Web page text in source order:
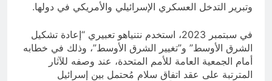
وتبرير التدخل العسكري الإسرائيلي والأمريكي في دولها.
في سبتمبر 2023، استخدم نتنياهو تعبيري “إعادة تشكيل
الشرق الأوسط” و”تغيير الشرق الأوسط”، وذلك في خطابه
أمام الجمعية العامة للأمم المتحدة، عند وصفه للآثار
المترتبة على عقد اتفاق سلام مُحتمل بين إسرائيل